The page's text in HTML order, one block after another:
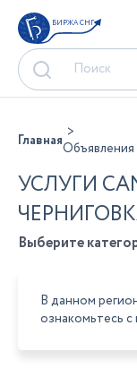
БИРЖА СНГ
ГлавнаяОбъявления
УСЛУГИ
Выберите
В данном
ознакомьтесь